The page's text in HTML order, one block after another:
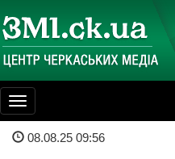
Toggle
navigation
08.08.25 09:56